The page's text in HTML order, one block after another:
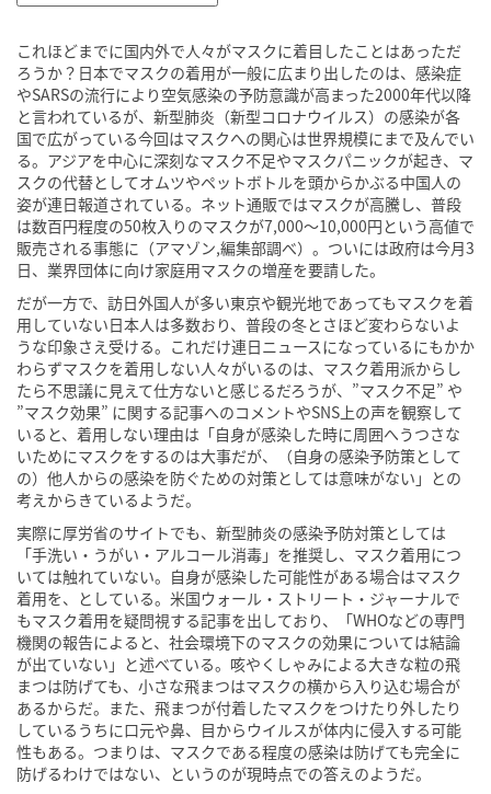
これほどまでに国内外で人々がマスクに着目したことはあっただ
ろうか？日本でマスクの着用が一般に広まり出したのは、感染症
やSARSの流行により空気感染の予防意識が高まった2000年代以降
と言われているが、新型肺炎（新型コロナウイルス）の感染が各
国で広がっている今回はマスクへの関心は世界規模にまで及んでい
る。アジアを中心に深刻なマスク不足やマスクパニックが起き、マ
スクの代替としてオムツやペットボトルを頭からかぶる中国人の
姿が連日報道されている。ネット通販ではマスクが高騰し、普段
は数百円程度の50枚入りのマスクが7,000〜10,000円という高値で
販売される事態に（アマゾン,編集部調べ）。ついには政府は今月3
日、業界団体に向け家庭用マスクの増産を要請した。
だが一方で、訪日外国人が多い東京や観光地であってもマスクを着
用していない日本人は多数おり、普段の冬とさほど変わらないよ
うな印象さえ受ける。これだけ連日ニュースになっているにもかか
わらずマスクを着用しない人々がいるのは、マスク着用派からし
たら不思議に見えて仕方ないと感じるだろうが、”マスク不足” や
”マスク効果” に関する記事へのコメントやSNS上の声を観察して
いると、着用しない理由は「自身が感染した時に周囲へうつさな
いためにマスクをするのは大事だが、（自身の感染予防策として
の）他人からの感染を防ぐための対策としては意味がない」との
考えからきているようだ。
実際に厚労省のサイトでも、新型肺炎の感染予防対策としては
「手洗い・うがい・アルコール消毒」を推奨し、マスク着用につ
いては触れていない。自身が感染した可能性がある場合はマスク
着用を、としている。米国ウォール・ストリート・ジャーナルで
もマスク着用を疑問視する記事を出しており、「WHOなどの専門
機関の報告によると、社会環境下のマスクの効果については結論
が出ていない」と述べている。咳やくしゃみによる大きな粒の飛
まつは防げても、小さな飛まつはマスクの横から入り込む場合が
あるからだ。また、飛まつが付着したマスクをつけたり外したり
しているうちに口元や鼻、目からウイルスが体内に侵入する可能
性もある。つまりは、マスクである程度の感染は防げても完全に
防げるわけではない、というのが現時点での答えのようだ。